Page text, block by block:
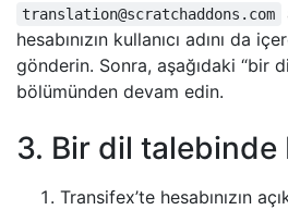
translation@scratchaddons.com
hesabınızın kullanıcı adını da
gönderin. Sonra, aşağıdaki “bir
bölümünden devam edin.
3. Bir dil
Transifex’te hesabınızın